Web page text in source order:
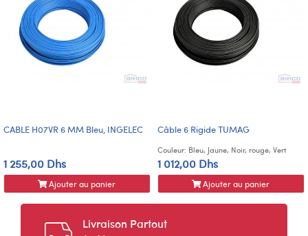
CABLE H07VR 6 MM Bleu, INGELEC
1 255,00 Dhs
Ajouter au panier
Câble 6 Rigide TUMAG
Couleur: Bleu, Jaune, Noir, rouge, Vert
1 012,00 Dhs
Ajouter au panier
Livraison Partout